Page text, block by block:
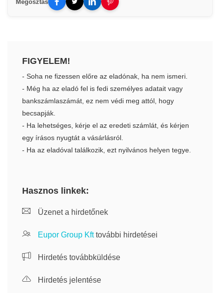
Megosztás
FIGYELEM!
- Soha ne fizessen előre az eladónak, ha nem ismeri.
- Még ha az eladó fel is fedi személyes adatait vagy
bankszámlaszámát, ez nem védi meg attól, hogy
becsapják.
- Ha lehetséges, kérje el az eredeti számlát, és kérjen
egy írásos nyugtát a vásárlásról.
- Ha az eladóval találkozik, ezt nyilvános helyen tegye.
Hasznos linkek:
Üzenet a hirdetőnek
Eupor Group Kfttovábbi hirdetései
Hirdetés továbbküldése
Hirdetés jelentése